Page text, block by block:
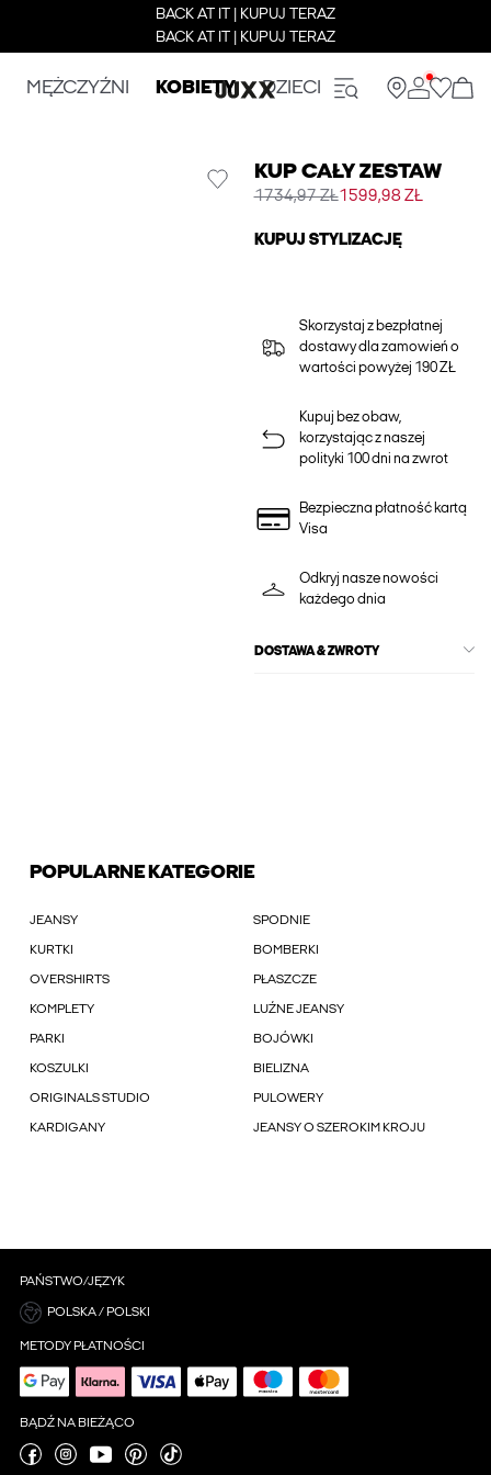
BACK AT IT | KUPUJ TERAZ
BACK AT IT | KUPUJ TERAZ
MĘŻCZYŹNI KOBIETY DZIECI
KUP CAŁY ZESTAW
1734,97 ZŁ1599,98 ZŁ
KUPUJ STYLIZACJĘ
Skorzystaj z bezpłatnej
dostawy dla zamowień o
wartości powyżej 190 ZŁ
Kupuj bez obaw,
korzystając z naszej
polityki 100 dni na zwrot
Bezpieczna płatność kartą
Visa
Odkryj nasze nowości
każdego dnia
DOSTAWA & ZWROTY
POPULARNE KATEGORIE
JEANSY SPODNIE
KURTKI BOMBERKI
OVERSHIRTS PŁASZCZE
KOMPLETY LUŹNE JEANSY
PARKI BOJÓWKI
KOSZULKI BIELIZNA
ORIGINALS STUDIO PULOWERY
KARDIGANY JEANSY O SZEROKIM KROJU
PAŃSTWO/JĘZYK
POLSKA / POLSKI
METODY PŁATNOŚCI
BĄDŹ NA BIEŻĄCO